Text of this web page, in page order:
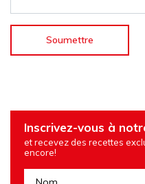
Inscrivez-vous à
et recevez des recettes
encore!